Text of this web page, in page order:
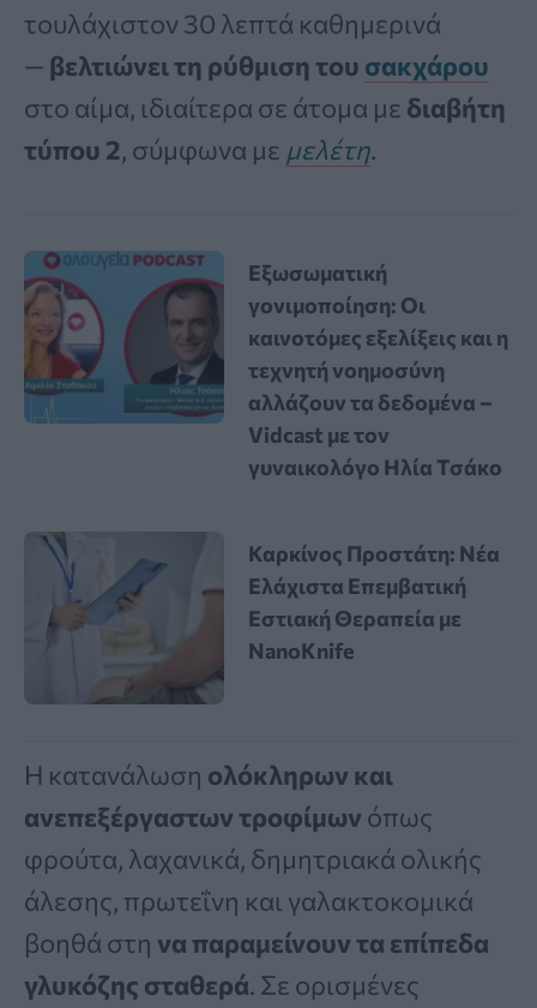
τουλάχιστον 30 λεπτά καθημερινά
— βελτιώνει τη ρύθμιση του σακχάρου
στο αίμα, ιδιαίτερα σε άτομα με διαβήτη
τύπου 2, σύμφωνα με μελέτη.
Εξωσωματική
γονιμοποίηση: Οι
καινοτόμες εξελίξεις και η
τεχνητή νοημοσύνη
αλλάζουν τα δεδομένα –
Vidcast με τον
γυναικολόγο Ηλία Τσάκο
Καρκίνος Προστάτη: Νέα
Ελάχιστα Επεμβατική
Εστιακή Θεραπεία με
NanoKnife
Η κατανάλωση ολόκληρων και
ανεπεξέργαστων τροφίμων όπως
φρούτα, λαχανικά, δημητριακά ολικής
άλεσης, πρωτεΐνη και γαλακτοκομικά
βοηθά στη να παραμείνουν τα επίπεδα
γλυκόζης σταθερά. Σε ορισμένες